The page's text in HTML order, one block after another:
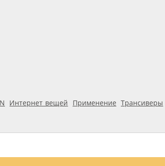
Интернет вещей Применение Трансиверы